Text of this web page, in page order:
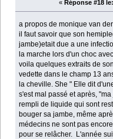
« Réponse #18 le:
a propos de monique van
il faut savoir que son
jambe)etait due a une
la marche lors d'un choc
voila quelques extraits de
vedette dans le champ 13
la cheville. She " Elle dit
s'est mal passé et après,
rempli de liquide qui sont
bouger sa jambe, même
médecins ne sont pas
pour se relâcher. L'année